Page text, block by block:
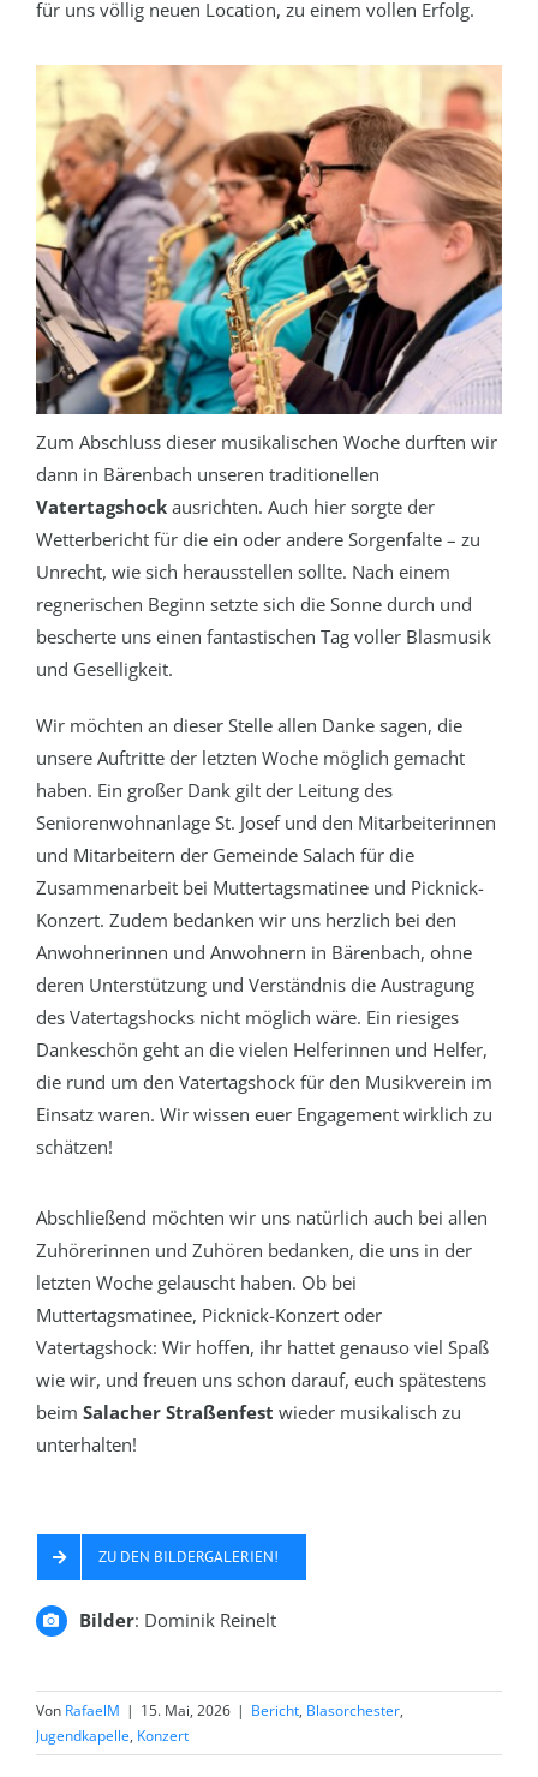
für uns völlig neuen Location, zu einem vollen Erfolg.
Zum Abschluss dieser musikalischen Woche durften wir
dann in Bärenbach unseren traditionellen
Vatertagshock ausrichten. Auch hier sorgte der
Wetterbericht für die ein oder andere Sorgenfalte – zu
Unrecht, wie sich herausstellen sollte. Nach einem
regnerischen Beginn setzte sich die Sonne durch und
bescherte uns einen fantastischen Tag voller Blasmusik
und Geselligkeit.
Wir möchten an dieser Stelle allen Danke sagen, die
unsere Auftritte der letzten Woche möglich gemacht
haben. Ein großer Dank gilt der Leitung des
Seniorenwohnanlage St. Josef und den Mitarbeiterinnen
und Mitarbeitern der Gemeinde Salach für die
Zusammenarbeit bei Muttertagsmatinee und Picknick-
Konzert. Zudem bedanken wir uns herzlich bei den
Anwohnerinnen und Anwohnern in Bärenbach, ohne
deren Unterstützung und Verständnis die Austragung
des Vatertagshocks nicht möglich wäre. Ein riesiges
Dankeschön geht an die vielen Helferinnen und Helfer,
die rund um den Vatertagshock für den Musikverein im
Einsatz waren. Wir wissen euer Engagement wirklich zu
schätzen!
Abschließend möchten wir uns natürlich auch bei allen
Zuhörerinnen und Zuhören bedanken, die uns in der
letzten Woche gelauscht haben. Ob bei
Muttertagsmatinee, Picknick-Konzert oder
Vatertagshock: Wir hoffen, ihr hattet genauso viel Spaß
wie wir, und freuen uns schon darauf, euch spätestens
beim Salacher Straßenfest wieder musikalisch zu
unterhalten!
ZU DEN BILDERGALERIEN!
Bilder: Dominik Reinelt
Von RafaelM | 15. Mai, 2026 | Bericht, Blasorchester,
Jugendkapelle, Konzert